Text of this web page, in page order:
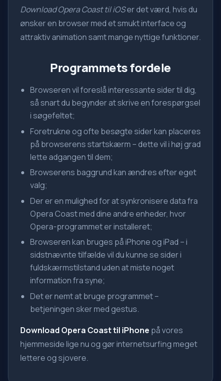
Download Opera Coast til iOSer det værd, hvis du
ønsker en browser med et smukt interface og
attraktiv animation samt mange nyttige funktioner.
Programmets fordele
Browseren vil foreslå interessante sider til dig,
så snart du begynder at skrive en forespørgsel
i søgefeltet;
Foretrukne og ofte besøgte sider kan placeres
på browserens startskærm – dette vil i høj grad
lette adgangen til dem;
Browserens baggrund kan ændres efter eget
valg;
Der er en mulighed for at synkronisere data fra
Opera Coast med dine andre enheder, hvor
Opera-programmet er installeret;
Browseren kan bruges på iPhone og iPad – i
sidstnævnte tilfælde vil du kunne se sider i
fuldskærmstilstand uden at miste noget
information fra syne;
Det er nemt at bruge programmet –
betjeningen sker med gestus.
Download Opera Coast til iPhone på vores
hjemmeside lige nu og gør internetsurfing meget
lettere og sjovere.